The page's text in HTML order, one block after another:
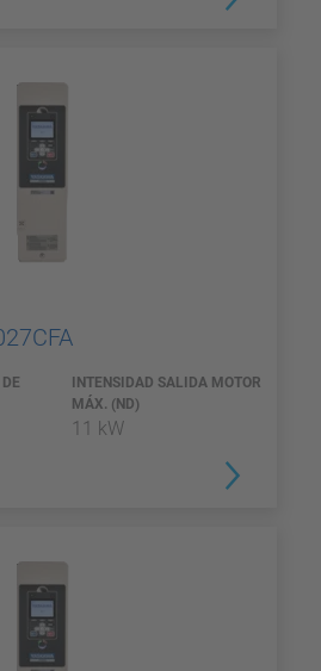
INTENSIDAD SALIDA MOTOR
MÁX. (ND)
11 kW